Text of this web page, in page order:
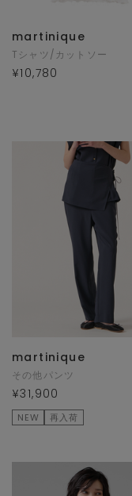
martinique
Tシャツ/カットソー
¥10,780
martinique
その他パンツ
¥31,900
NEW 再入荷